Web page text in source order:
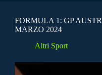
FORMULA 1: GP
MARZO 2024
Altri Sport